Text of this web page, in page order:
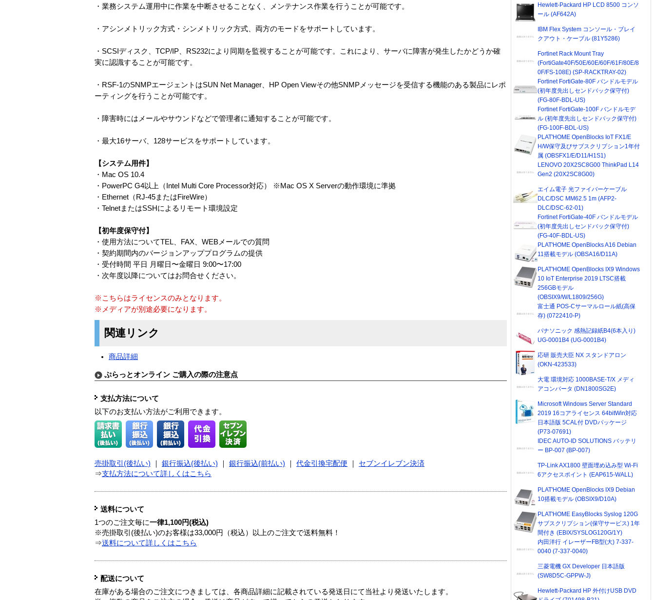
・業務システム運用中に作業を中断させることなく、メンテナンス作業を行うことが可能です。
・アシンメトリック方式・シンメトリック方式、両方のモードをサポートしています。
・SCSIディスク、TCP/IP、RS232により同期を監視することが可能です。これにより、サーバに障害が発生したかどうか確
実に認識することが可能です。
・RSF-1のSNMPエージェントはSUN Net Manager、HP Open Viewその他SNMPメッセージを受信する機能のある製品にレポ
ーティングを行うことが可能です。
・障害時にはメールやサウンドなどで管理者に通知することが可能です。
・最大16サーバ、128サービスをサポートしています。
【システム用件】
・Mac OS 10.4
・PowerPC G4以上（Intel Multi Core Processor対応） ※Mac OS X Serverの動作環境に準拠
・Ethernet（RJ-45またはFireWire）
・TelnetまたはSSHによるリモート環境設定
【初年度保守付】
・使用方法についてTEL、FAX、WEBメールでの質問
・契約期間内のバージョンアッププログラムの提供
・受付時間 平日 月曜日〜金曜日 9:00〜17:00
・次年度以降についてはお問合せください。
※こちらはライセンスのみとなります。
※メディアが別途必要になります。
関連リンク
商品詳細
ぷらっとオンライン ご購入の際の注意点
支払方法について
以下のお支払い方法がご利用できます。
売掛取引(後払い) 銀行振込(後払い) 銀行振込(前払い) 代金引換宅配便
セブンイレブン決済
⇒支払方法について詳しくはこちら
送料について
1つのご注文毎に一律1,100円(税込)
※売掛取引(後払い)のお客様は33,000円（税込）以上のご注文で送料無料！
⇒送料について詳しくはこちら
配送について
在庫がある場合のご注文につきましては、各商品詳細に記載されている発送日にて当社より発送いたします。
Hewlett-Packard HP LCD 8500 コンソ
ール (AF642A)
IBM Flex System コンソール・ブレイ
クアウト・ケーブル (81Y5286)
Fortinet Rack Mount Tray
(FortiGate40F/50E/60E/60F/61F/80E/8
0F/FS-108E) (SP-RACKTRAY-02)
Fortinet FortiGate-80F バンドルモデル
(初年度先出しセンドバック保守付)
(FG-80F-BDL-US)
Fortinet FortiGate-100F バンドルモデ
ル (初年度先出しセンドバック保守付)
(FG-100F-BDL-US)
PLAT'HOME OpenBlocks IoT FX1/E
H/W保守及びサブスクリプション1年付
属 (OBSFX1/E/D11/H1S1)
LENOVO 20X2SC8G00 ThinkPad L14
Gen2 (20X2SC8G00)
エイム電子 光ファイバーケーブル
DLC/DSC MM62.5 1m (AFP2-
DLC/DSC-62-01)
Fortinet FortiGate-40F バンドルモデル
(初年度先出しセンドバック保守付)
(FG-40F-BDL-US)
PLAT'HOME OpenBlocks A16 Debian
11搭載モデル (OBSA16/D11A)
PLAT'HOME OpenBlocks IX9 Windows
10 IoT Enterprise 2019 LTSC搭載
256GBモデル
(OBSIX9/W/L1809/256G)
富士通 POS-Cサーマルロール紙(高保
存) (0722410-P)
パナソニック 感熱記録紙B4(6本入り)
UG-0001B4 (UG-0001B4)
応研 販売大臣 NX スタンドアロン
(OKN-423533)
大電 環境対応 1000BASE-T/X メディ
アコンバータ (DN1800SG2E)
Microsoft Windows Server Standard
2019 16コアライセンス 64bitWin対応
日本語版 5CAL付 DVDパッケージ
(P73-07691)
IDEC AUTO-ID SOLUTIONS バッテリ
ー BP-007 (BP-007)
TP-Link AX1800 壁面埋め込み型 Wi-Fi
6アクセスポイント (EAP615-WALL)
PLAT'HOME OpenBlocks IX9 Debian
10搭載モデル (OBSIX9/D10A)
PLAT'HOME EasyBlocks Syslog 120G
サブスクリプション(保守サービス) 1年
間付き (EBIX/SYSLOG120G/1Y)
内田洋行 イレーザーFB型(大) 7-337-
0040 (7-337-0040)
三菱電機 GX Developer 日本語版
(SW8D5C-GPPW-J)
Hewlett-Packard HP 外付けUSB DVD